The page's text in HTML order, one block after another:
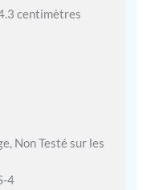
centimètres
Non Testé sur les
4